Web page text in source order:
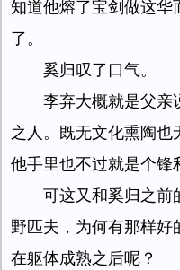
知道他熔了宝剑做这华
了。
奚归叹了口气。
李弃大概就是父亲
之人。既无文化熏陶也
他手里也不过就是个锋
可这又和奚归之前
野匹夫，为何有那样好
在躯体成熟之后呢？